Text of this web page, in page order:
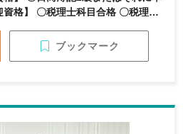
ブックマーク